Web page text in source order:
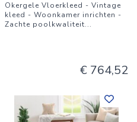
Okergele Vloerkleed - Vintage
kleed - Woonkamer inrichten -
Zachte poolkwaliteit...
€ 764,52